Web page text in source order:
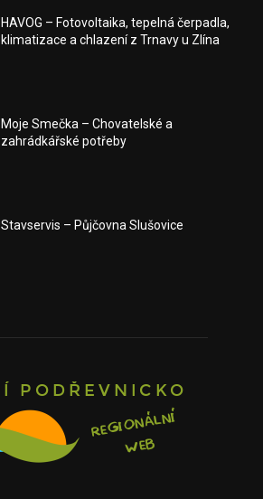
HAVOG – Fotovoltaika, tepelná čerpadla,
klimatizace a chlazení z Trnavy u Zlína
Moje Smečka – Chovatelské a
zahrádkářské potřeby
Stavservis – Půjčovna Slušovice